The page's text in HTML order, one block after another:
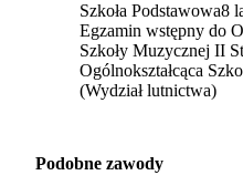
Szkoła Podstawowa8
Egzamin wstępny do
Szkoły Muzycznej II
Ogólnokształcąca
(Wydział lutnictwa)
Podobne zawody